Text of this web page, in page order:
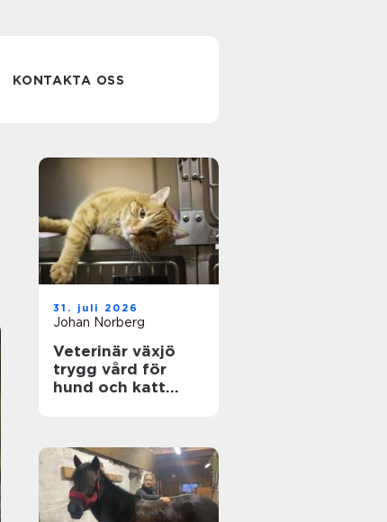
KONTAKTA OSS
31. juli 2026
Johan Norberg
Veterinär växjö
trygg vård för
hund och katt